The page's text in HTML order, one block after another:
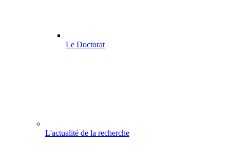
Le Doctorat
L'actualité de la recherche